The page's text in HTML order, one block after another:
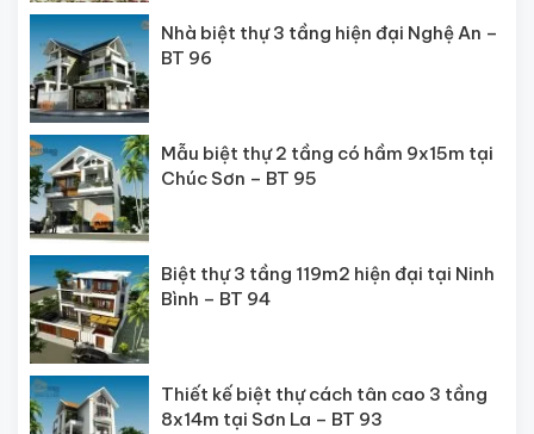
Nhà biệt thự 3 tầng hiện đại Nghệ An –
BT 96
Mẫu biệt thự 2 tầng có hầm 9x15m tại
Chúc Sơn – BT 95
Biệt thự 3 tầng 119m2 hiện đại tại Ninh
Bình – BT 94
Thiết kế biệt thự cách tân cao 3 tầng
8x14m tại Sơn La – BT 93